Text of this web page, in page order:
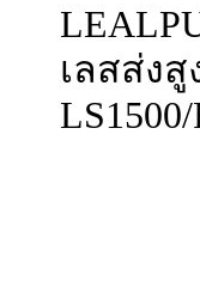
เลสส่งสู